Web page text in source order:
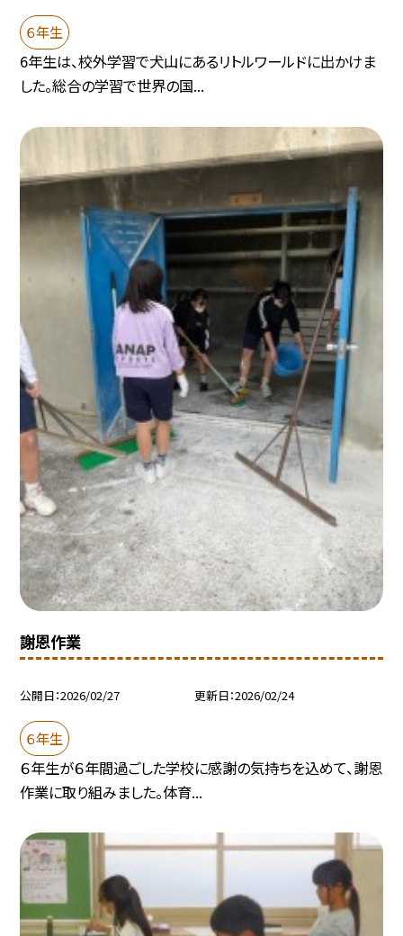
６年生
6年生は、校外学習で犬山にあるリトルワールドに出かけま
した。総合の学習で世界の国...
謝恩作業
公開日 2026/02/27 更新日 2026/02/24
６年生
６年生が６年間過ごした学校に感謝の気持ちを込めて、謝恩
作業に取り組みました。体育...